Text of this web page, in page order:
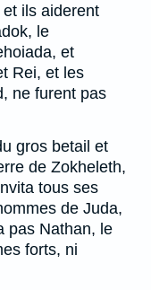
ils aiderent
le
et
Rei, et les
ne furent pas
gros betail et
de Zokheleth,
tous ses
de Juda,
pas Nathan, le
forts, ni